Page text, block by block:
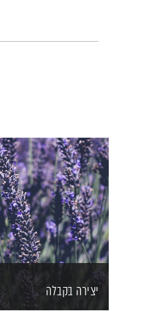
יצירה בקבלה